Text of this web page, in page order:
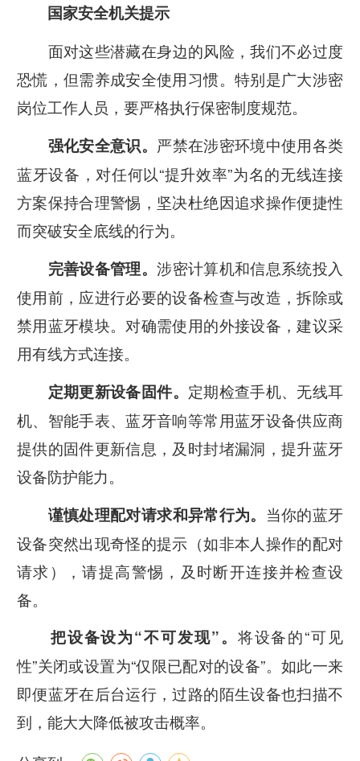
国家安全机关提示
面对这些潜藏在身边的风险，我们不必过度
恐慌，但需养成安全使用习惯。特别是广大涉密
岗位工作人员，要严格执行保密制度规范。
强化安全意识。 严禁在涉密环境中使用各类
蓝牙设备，对任何以“提升效率”为名的无线连接
方案保持合理警惕，坚决杜绝因追求操作便捷性
而突破安全底线的行为。
完善设备管理。涉密计算机和信息系统投入
使用前，应进行必要的设备检查与改造，拆除或
禁用蓝牙模块。对确需使用的外接设备，建议采
用有线方式连接。
定期更新设备固件。 定期检查手机、无线耳
机、智能手表、蓝牙音响等常用蓝牙设备供应商
提供的固件更新信息，及时封堵漏洞，提升蓝牙
设备防护能力。
谨慎处理配对请求和异常行为。 当你的蓝牙
设备突然出现奇怪的提示（如非本人操作的配对
请求），请提高警惕，及时断开连接并检查设
备。
把设备设为“不可发现”。 将设备的“可见
性”关闭或设置为“仅限已配对的设备”。如此一来
即便蓝牙在后台运行，过路的陌生设备也扫描不
到，能大大降低被攻击概率。